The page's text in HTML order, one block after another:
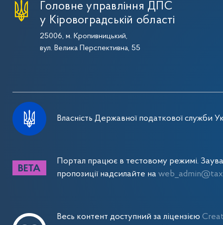
Головне управління ДПС
у Кіровоградській області
25006, м. Кропивницький,
вул. Велика Перспективна, 55
Власність Державної податкової служби
Портал працює в тестовому режимі.
пропозиції надсилайте на
Весь контент доступний за ліцензією